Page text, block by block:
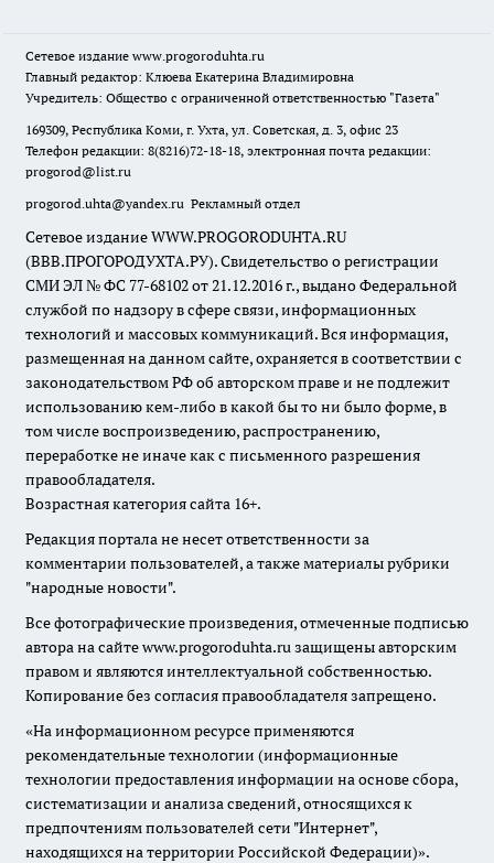
Сетевое издание www.progoroduhta.ru
Главный редактор: Клюева Екатерина Владимировна
Учредитель: Общество с ограниченной ответственностью "Газета"
169309, Республика Коми, г. Ухта, ул. Советская, д. 3, офис 23
Телефон редакции: 8(8216)72-18-18, электронная почта редакции:
progorod@list.ru
progorod.uhta@yandex.ru Рекламный отдел
Сетевое издание WWW.PROGORODUHTA.RU
(ВВВ.ПРОГОРОДУХТА.РУ). Свидетельство о регистрации
СМИ ЭЛ № ФС 77-68102 от 21.12.2016 г., выдано Федеральной
службой по надзору в сфере связи, информационных
технологий и массовых коммуникаций. Вся информация,
размещенная на данном сайте, охраняется в соответствии с
законодательством РФ об авторском праве и не подлежит
использованию кем-либо в какой бы то ни было форме, в
том числе воспроизведению, распространению,
переработке не иначе как с письменного разрешения
правообладателя.
Возрастная категория сайта 16+.
Редакция портала не несет ответственности за
комментарии пользователей, а также материалы рубрики
"народные новости".
Все фотографические произведения, отмеченные подписью
автора на сайте www.progoroduhta.ru защищены авторским
правом и являются интеллектуальной собственностью.
Копирование без согласия правообладателя запрещено.
«На информационном ресурсе применяются
рекомендательные технологии (информационные
технологии предоставления информации на основе сбора,
систематизации и анализа сведений, относящихся к
предпочтениям пользователей сети "Интернет",
находящихся на территории Российской Федерации)».